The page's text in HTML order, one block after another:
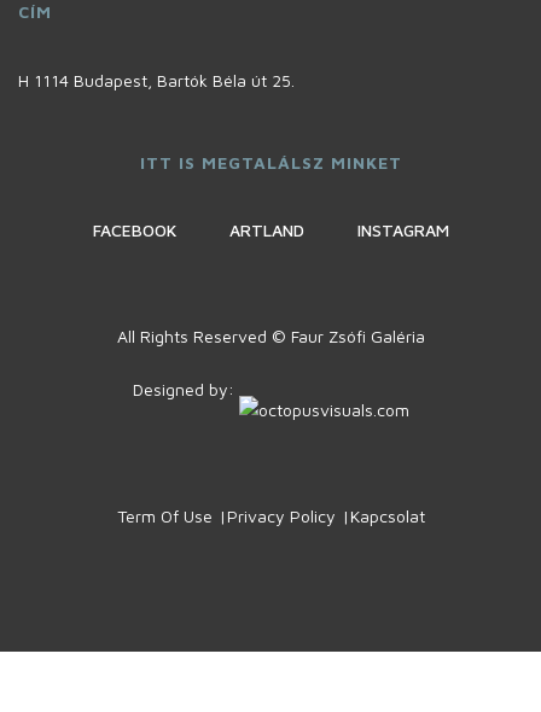
CÍM
H 1114 Budapest, Bartók Béla út 25.
ITT IS MEGTALÁLSZ MINKET
FACEBOOK ARTLAND INSTAGRAM
All Rights Reserved © Faur Zsófi Galéria
Designed by:
Term Of Use Privacy Policy Kapcsolat